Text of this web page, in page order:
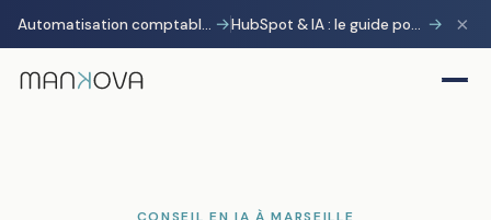
Automatisation comptable avec Pennylane : transformer la charge administrative en avantage stratégique → HubSpot & IA : le guide pour gagner 10 heures par semaine → ×